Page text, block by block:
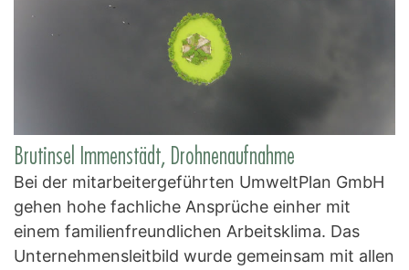
Brutinsel Immenstädt, Drohnenaufnahme
Bei der mitarbeitergeführten UmweltPlan GmbH
gehen hohe fachliche Ansprüche einher mit
einem familienfreundlichen Arbeitsklima. Das
Unternehmensleitbild wurde gemeinsam mit allen